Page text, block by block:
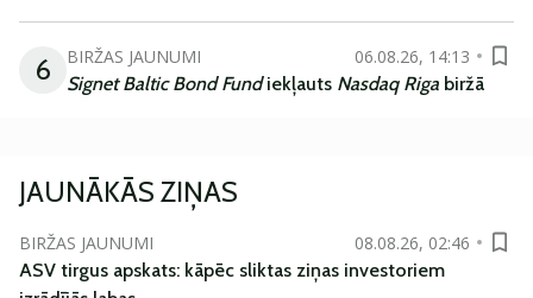
6 BIRŽAS JAUNUMI
06.08.26, 14:13
Signet Baltic Bond Fundiekļauts Nasdaq Riga biržā
JAUNĀKĀS ZIŅAS
BIRŽAS JAUNUMI
08.08.26, 02:46
ASV tirgus apskats: kāpēc sliktas ziņas investoriem